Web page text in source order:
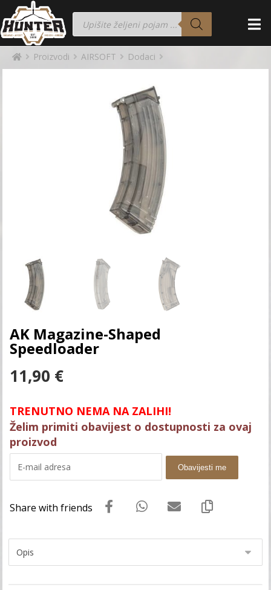
Proizvodi AIRSOFT Dodaci
AK Magazine-Shaped
Speedloader
11,90 €
TRENUTNO NEMA NA ZALIHI!
Želim primiti obavijest o dostupnosti za ovaj
proizvod
Obavijesti me